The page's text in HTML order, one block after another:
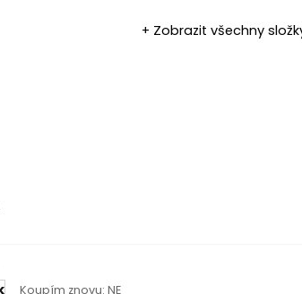
+ Zobrazit všechny
Koupím znovu: NE